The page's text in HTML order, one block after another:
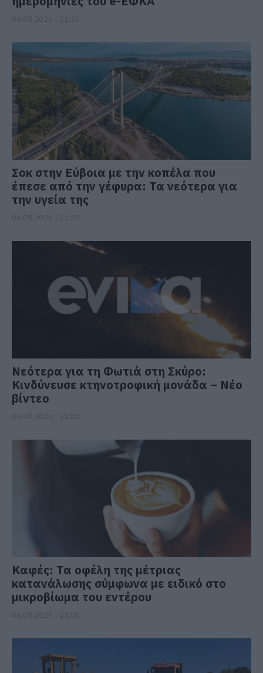
Σοκ στην Εύβοια με την κοπέλα που
έπεσε από την γέφυρα: Τα νεότερα για
την υγεία της
Νεότερα για τη Φωτιά στη Σκύρο:
Κινδύνευσε κτηνοτροφική μονάδα – Νέο
βίντεο
Καφές: Τα οφέλη της μέτριας
κατανάλωσης σύμφωνα με ειδικό στο
μικροβίωμα του εντέρου